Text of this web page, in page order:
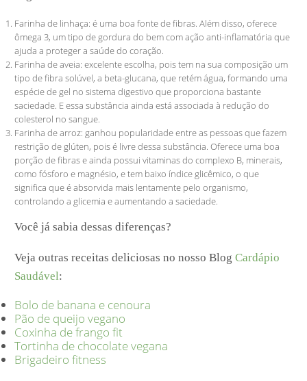
Farinha de linhaça: é uma boa fonte de fibras. Além disso, oferece
ômega 3, um tipo de gordura do bem com ação anti-inflamatória que
ajuda a proteger a saúde do coração.
Farinha de aveia: excelente escolha, pois tem na sua composição um
tipo de fibra solúvel, a beta-glucana, que retém água, formando uma
espécie de gel no sistema digestivo que proporciona bastante
saciedade. E essa substância ainda está associada à redução do
colesterol no sangue.
Farinha de arroz: ganhou popularidade entre as pessoas que fazem
restrição de glúten, pois é livre dessa substância. Oferece uma boa
porção de fibras e ainda possui vitaminas do complexo B, minerais,
como fósforo e magnésio, e tem baixo índice glicêmico, o que
significa que é absorvida mais lentamente pelo organismo,
controlando a glicemia e aumentando a saciedade.
Você já sabia dessas diferenças?
Veja outras receitas deliciosas no nosso BlogCardápio
Saudável:
Bolo de banana e cenoura
Pão de queijo vegano
Coxinha de frango fit
Tortinha de chocolate vegana
Brigadeiro fitness